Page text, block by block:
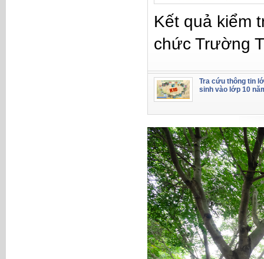
Kết quả kiểm
chức Trường
Tra cứu thông tin
sinh vào lớp 10